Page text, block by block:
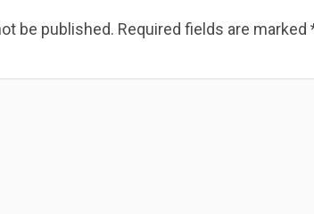
be published. Required fields are marked